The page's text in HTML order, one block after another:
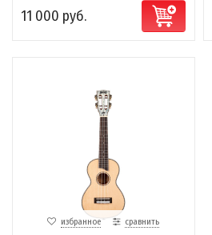
11 000 руб.
избранное сравнить